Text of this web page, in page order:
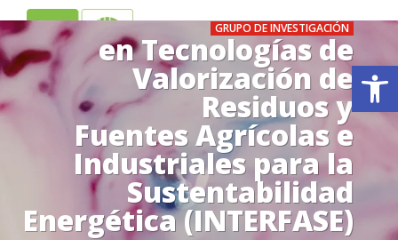
EN
GRUPO DE INVESTIGACIÓN
en Tecnologías de
Valorización de
Residuos y
Fuentes Agrícolas e
Industriales para la
Sustentabilidad
Energética (INTERFASE)